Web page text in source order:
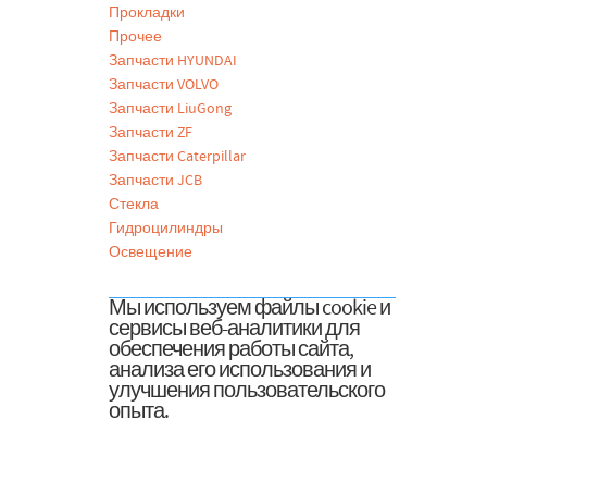
Прокладки
Прочее
Запчасти HYUNDAI
Запчасти VOLVO
Запчасти LiuGong
Запчасти ZF
Запчасти Caterpillar
Запчасти JCB
Стекла
Гидроцилиндры
Освещение
Мы используем файлы cookie и
сервисы веб-аналитики для
обеспечения работы сайта,
анализа его использования и
улучшения пользовательского
опыта.